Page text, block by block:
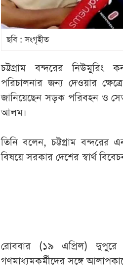
ছবি : সংগৃহীত
চট্টগ্রাম বন্দরের নিউমুরিং
পরিচালনার জন্য দেওয়ার
জানিয়েছেন সড়ক পরিবহন ও
আলম।
তিনি বলেন, চট্টগ্রাম বন্দরের
বিষয়ে সরকার দেশের স্বার্থ
রোববার (১৯ এপ্রিল) দুপুরে
গণমাধ্যমকর্মীদের সঙ্গে